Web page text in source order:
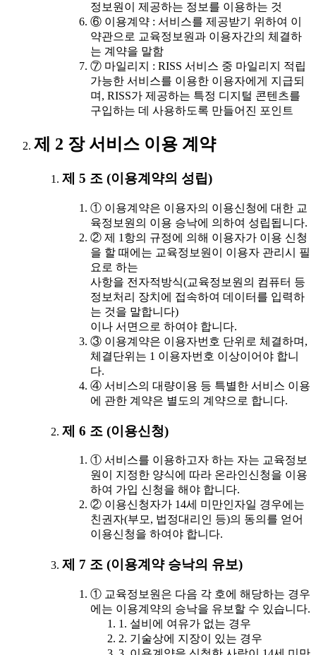
정보원이 제공하는 정보를 이용하는 것
⑥ 이용계약 : 서비스를 제공받기 위하여 이
약관으로 교육정보원과 이용자간의 체결하
는 계약을 말함
⑦ 마일리지 : RISS 서비스 중 마일리지 적립
가능한 서비스를 이용한 이용자에게 지급되
며, RISS가 제공하는 특정 디지털 콘텐츠를
구입하는 데 사용하도록 만들어진 포인트
제 2 장 서비스 이용 계약
제 5 조 (이용계약의 성립)
① 이용계약은 이용자의 이용신청에 대한 교
육정보원의 이용 승낙에 의하여 성립됩니다.
② 제 1항의 규정에 의해 이용자가 이용 신청
을 할 때에는 교육정보원이 이용자 관리시 필
요로 하는
사항을 전자적방식(교육정보원의 컴퓨터 등
정보처리 장치에 접속하여 데이터를 입력하
는 것을 말합니다)
이나 서면으로 하여야 합니다.
③ 이용계약은 이용자번호 단위로 체결하며,
체결단위는 1 이용자번호 이상이어야 합니
다.
④ 서비스의 대량이용 등 특별한 서비스 이용
에 관한 계약은 별도의 계약으로 합니다.
제 6 조 (이용신청)
① 서비스를 이용하고자 하는 자는 교육정보
원이 지정한 양식에 따라 온라인신청을 이용
하여 가입 신청을 해야 합니다.
② 이용신청자가 14세 미만인자일 경우에는
친권자(부모, 법정대리인 등)의 동의를 얻어
이용신청을 하여야 합니다.
제 7 조 (이용계약 승낙의 유보)
① 교육정보원은 다음 각 호에 해당하는 경우
에는 이용계약의 승낙을 유보할 수 있습니다.
1. 설비에 여유가 없는 경우
2. 기술상에 지장이 있는 경우